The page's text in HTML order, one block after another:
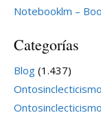
Notebooklm –
Categorías
Blog (1.437)
Ontosinclecticismo